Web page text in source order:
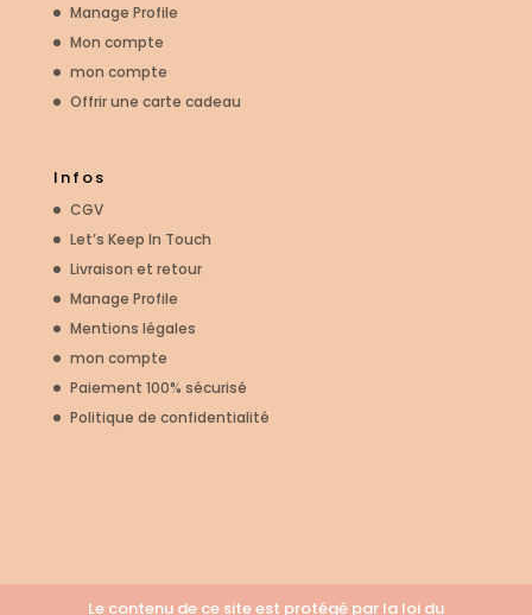
Manage Profile
Mon compte
mon compte
Offrir une carte cadeau
Infos
CGV
Let’s Keep In Touch
Livraison et retour
Manage Profile
Mentions légales
mon compte
Paiement 100% sécurisé
Politique de confidentialité
Le contenu de ce site est protégé par la loi du